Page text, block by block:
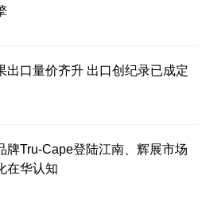
出口量价齐升 出口创纪录已成定
牌Tru-Cape登陆江南、辉展市场
在华认知